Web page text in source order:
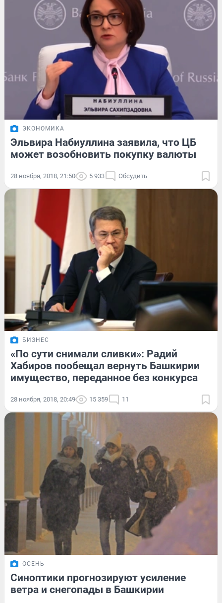
ЭКОНОМИКА
Эльвира Набиуллина заявила, что ЦБ
может возобновить покупку валюты
28 ноября, 2018, 21:50 5 933 Обсудить
БИЗНЕС
«По сути снимали сливки»: Радий
Хабиров пообещал вернуть Башкирии
имущество, переданное без конкурса
28 ноября, 2018, 20:49 15 359 11
ОСЕНЬ
Синоптики прогнозируют усиление
ветра и снегопады в Башкирии